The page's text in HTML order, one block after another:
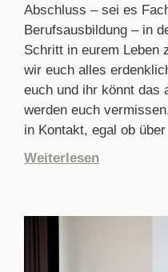
Abschluss – sei es
Berufsausbildung – in
Schritt in eurem Leben
wir euch alles
euch und ihr könnt das
werden euch
in Kontakt, egal ob
Weiterlesen